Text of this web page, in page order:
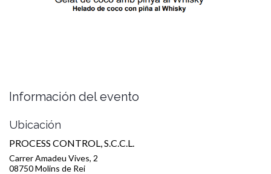
Información del evento
Ubicación
PROCESS CONTROL, S.C.C.L.
Carrer Amadeu Vives, 2
08750 Molins de Rei